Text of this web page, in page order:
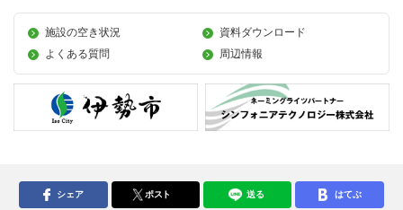
施設の空き状況
資料ダウンロード
よくある質問
周辺情報
シェア ポスト 送る はてぶ